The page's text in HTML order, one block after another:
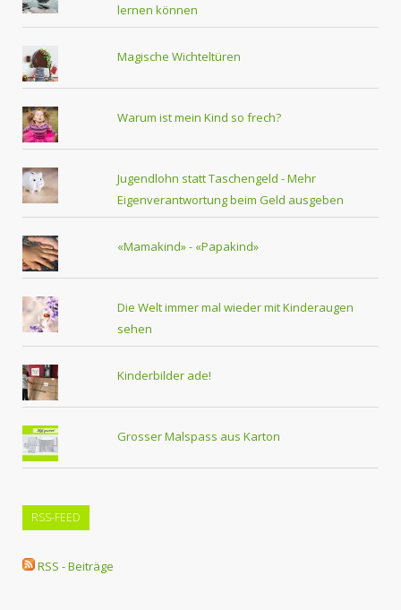
lernen können
Magische Wichteltüren
Warum ist mein Kind so frech?
Jugendlohn statt Taschengeld - Mehr
Eigenverantwortung beim Geld ausgeben
«Mamakind» - «Papakind»
Die Welt immer mal wieder mit Kinderaugen
sehen
Kinderbilder ade!
Grosser Malspass aus Karton
RSS-FEED
RSS - Beiträge